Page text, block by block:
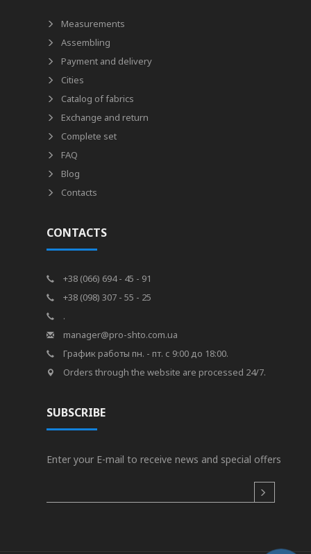
Measurements
Assembling
Payment and delivery
Cities
Catalog of fabrics
Exchange and return
Complete set
FAQ
Blog
Contacts
CONTACTS
+38 (066) 694 - 45 - 91
+38 (098) 307 - 55 - 25
.
manager@pro-shto.com.ua
График работы пн. - пт. с 9:00 до 18:00.
Orders through the website are processed 24/7.
SUBSCRIBE
Enter your E-mail to receive news and special offers